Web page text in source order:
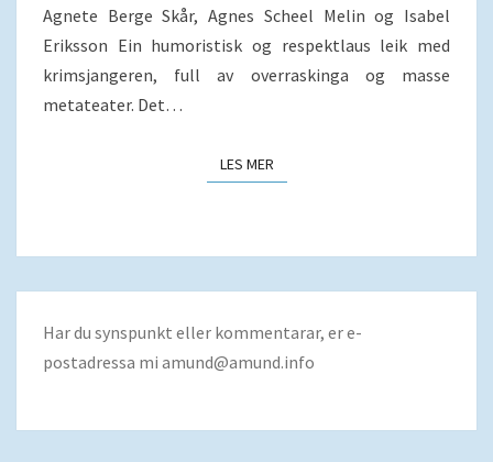
Agnete Berge Skår, Agnes Scheel Melin og Isabel
Eriksson Ein humoristisk og respektlaus leik med
krimsjangeren, full av overraskinga og masse
metateater. Det…
LES MERLES MER
Har du synspunkt eller kommentarar, er e-
postadressa mi amund@amund.info